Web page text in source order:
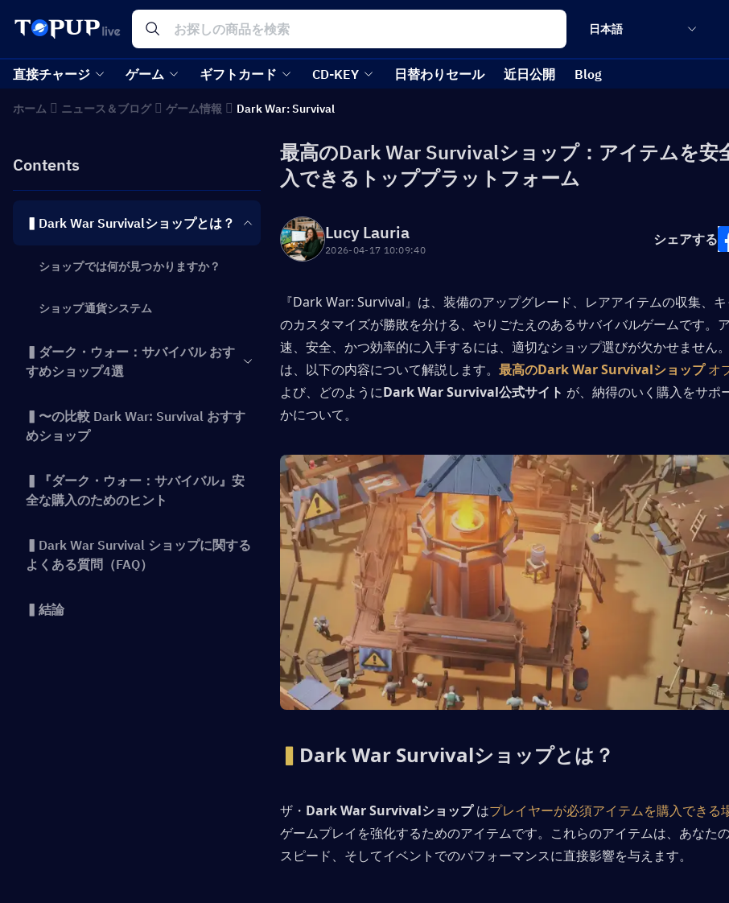
日本語
直接チャージ ゲーム ギフトカード CD-KEY 日替わりセール 近日公開 Blog
ホーム ニュース＆ブログ ゲーム情報 Dark War: Survival
Contents
▍Dark War Survivalショップとは？
ショップでは何が見つかりますか？
ショップ通貨システム
▍ダーク・ウォー：サバイバル おす
すめショップ4選
▍〜の比較 Dark War: Survival おすす
めショップ
▍『ダーク・ウォー：サバイバル』安
全な購入のためのヒント
▍Dark War Survival ショップに関する
よくある質問（FAQ）
▍結論
最高のDark War Survivalショップ：アイテムを安
入できるトッププラットフォーム
Lucy Lauria
2026-04-17 10:09:40
シェアする
『Dark War: Survival』は、装備のアップグレード、レアアイテムの収集、
のカスタマイズが勝敗を分ける、やりごたえのあるサバイバルゲームです。
速、安全、かつ効率的に入手するには、適切なショップ選びが欠かせません
は、以下の内容について解説します。 最高のDark War Survivalショップ オ
よび、どのようにDark War Survival公式サイト が、納得のいく購入をサポ
かについて。
▍ Dark War Survivalショップとは？
ザ・ Dark War Survivalショップ はプレイヤーが必須アイテムを購入できる
ゲームプレイを強化するためのアイテムです。これらのアイテムは、あなた
スピード、そしてイベントでのパフォーマンスに直接影響を与えます。